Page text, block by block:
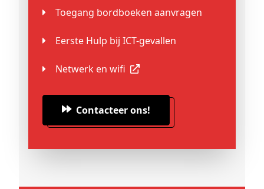
Toegang bordboeken aanvragen
Eerste Hulp bij ICT-gevallen
Netwerk en wifi
Contacteer ons!